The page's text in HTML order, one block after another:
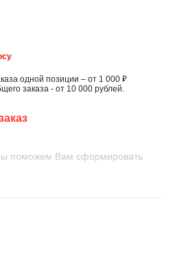
одной позиции – от 1 000 ₽
заказа - от 10 000 рублей.
поможем Вам сформировать